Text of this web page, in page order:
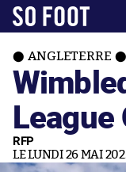
ANGLETERRE
League
RFP
LE LUNDI 26 MAI